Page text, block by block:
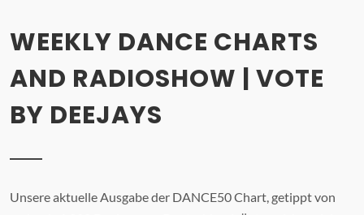
WEEKLY DANCE CHARTS
AND RADIOSHOW | VOTE
BY DEEJAYS
Unsere aktuelle Ausgabe der DANCE50 Chart, getippt von